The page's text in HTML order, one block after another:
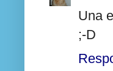
Una
;-D